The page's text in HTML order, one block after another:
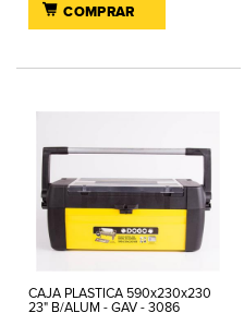
COMPRAR
CAJA PLASTICA 590x230x230
23" B/ALUM - GAV - 3086